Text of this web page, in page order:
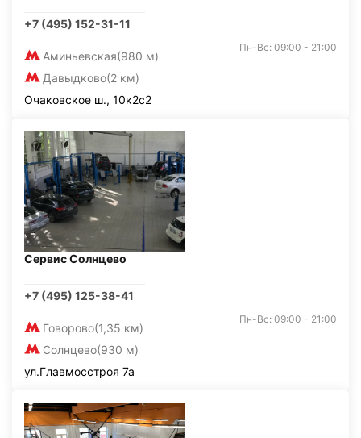
+7 (495) 152-31-11
Аминьевская(980 м)
Давыдково(2 км)
Пн-Вс: 09:00 - 21:00
Очаковское ш., 10к2с2
Сервис Солнцево
+7 (495) 125-38-41
Говорово(1,35 км)
Солнцево(930 м)
Пн-Вс: 09:00 - 21:00
ул.Главмосстроя 7а